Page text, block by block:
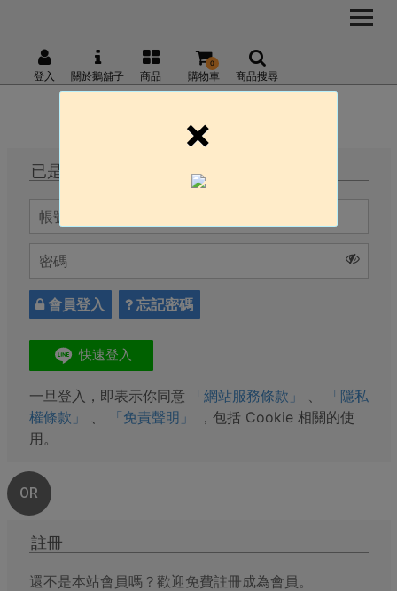
登入 關於鵝舖子 商品 購物車
0
商品搜尋
已是會員，直接登入
會員登入 忘記密碼
一旦登入，即表示你同意 「網站服務條款」
「隱私
權條款」
「免責聲明」
，包括 Cookie 相關的使
用。
OR
註冊
還不是本站會員嗎？歡迎免費註冊成為會員。
×